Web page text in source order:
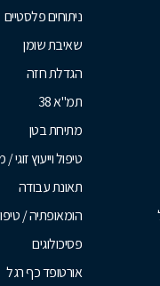
ניתוחים פלסטיים
שאיבת שומן
הגדלת חזה
תמ"א 38
מתיחת בטן
טיפול וייעוץ
תאונת עבודה
הומאופתיה /
פסיכולוגים
אורטופד כף רגל